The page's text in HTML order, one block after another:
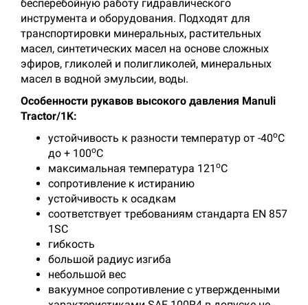
бесперебойную работу гидравлического
инструмента и оборудования. Подходят для
транспортировки минеральных, растительных
масел, синтетических масел на основе сложных
эфиров, гликолей и полигликолей, минеральных
масел в водной эмульсии, воды.
Особенности рукавов высокого давления Manuli
Tractor/1K:
устойчивость к разности температур от -40оС
до + 100оС
максимальная температура 121 оС
сопротивление к истиранию
устойчивость к осадкам
соответствует требованиям стандарта EN 857
1SC
гибкость
большой радиус изгиба
небольшой вес
вакуумное сопротивление с утвержденными